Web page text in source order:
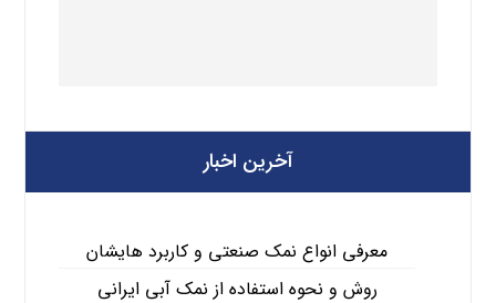
آخرین اخبار
معرفی انواع نمک صنعتی و کاربرد هایشان
روش و نحوه استفاده از نمک آبی ایرانی